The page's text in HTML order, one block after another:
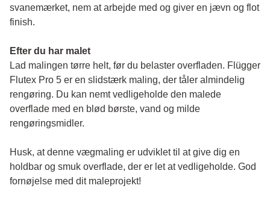
svanemærket, nem at arbejde med og giver en jævn og flot
finish.
Efter du har malet
Lad malingen tørre helt, før du belaster overfladen. Flügger
Flutex Pro 5 er en slidstærk maling, der tåler almindelig
rengøring. Du kan nemt vedligeholde den malede
overflade med en blød børste, vand og milde
rengøringsmidler.
Husk, at denne vægmaling er udviklet til at give dig en
holdbar og smuk overflade, der er let at vedligeholde. God
fornøjelse med dit maleprojekt!